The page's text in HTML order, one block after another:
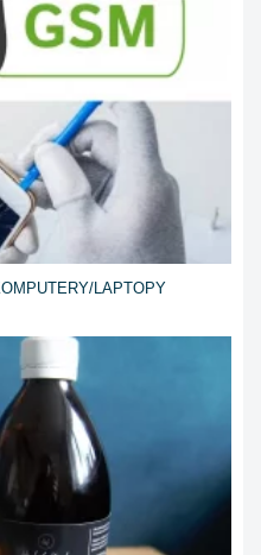
LAPTOPY